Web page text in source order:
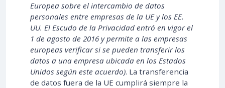
Europea sobre el intercambio de datos
personales entre empresas de la UE y los EE.
UU. El Escudo de la Privacidad entró en vigor el
1 de agosto de 2016 y permite a las empresas
europeas verificar si se pueden transferir los
datos a una empresa ubicada en los Estados
Unidos según este acuerdo). La transferencia
de datos fuera de la UE cumplirá siempre la